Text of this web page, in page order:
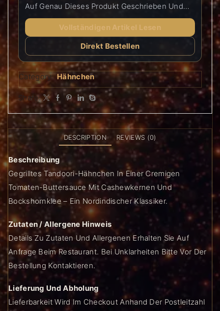
Auf Genau Dieses Produkt Geschrieben Und…
Vollständigen Artikel Lesen
Direkt Bestellen
Category: Hähnchen
Share:
DESCRIPTION REVIEWS (0)
Beschreibung
Gegrilltes Tandoori-Hähnchen In Einer Cremigen
Tomaten-Buttersauce Mit Cashewkernen Und
Bockshornklee – Ein Nordindischer Klassiker.
Zutaten / Allergene Hinweis
Details Zu Zutaten Und Allergenen Erhalten Sie Auf
Anfrage Beim Restaurant. Bei Unklarheiten Bitte Vor Der
Bestellung Kontaktieren.
Lieferung Und Abholung
Lieferbarkeit Wird Im Checkout Anhand Der Postleitzahl